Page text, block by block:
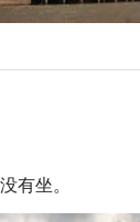
有坐。